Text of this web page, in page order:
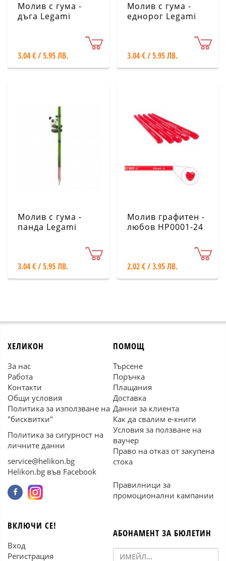
Молив с гума -
дъга Legami
3.04 € / 5.95 ЛВ.
Молив с гума -
еднорог Legami
3.04 € / 5.95 ЛВ.
Молив с гума -
панда Legami
3.04 € / 5.95 ЛВ.
Молив графитен -
любов HP0001-24
2.02 € / 3.95 ЛВ.
ХЕЛИКОН
За нас
Работа
Контакти
Общи условия
Политика за използване на
"бисквитки"
Политика за сигурност на
личните данни
service@helikon.bg
Helikon.bg във Facebook
ПОМОЩ
Търсене
Поръчка
Плащания
Доставка
Данни за клиента
Как да свалим е-книги
Условия за ползване на
ваучер
Право на отказ от закупена
стока
Правилници за
промоционални кампании
ВКЛЮЧИ СЕ!
Вход
Регистрация
АБОНАМЕНТ ЗА БЮЛЕТИН